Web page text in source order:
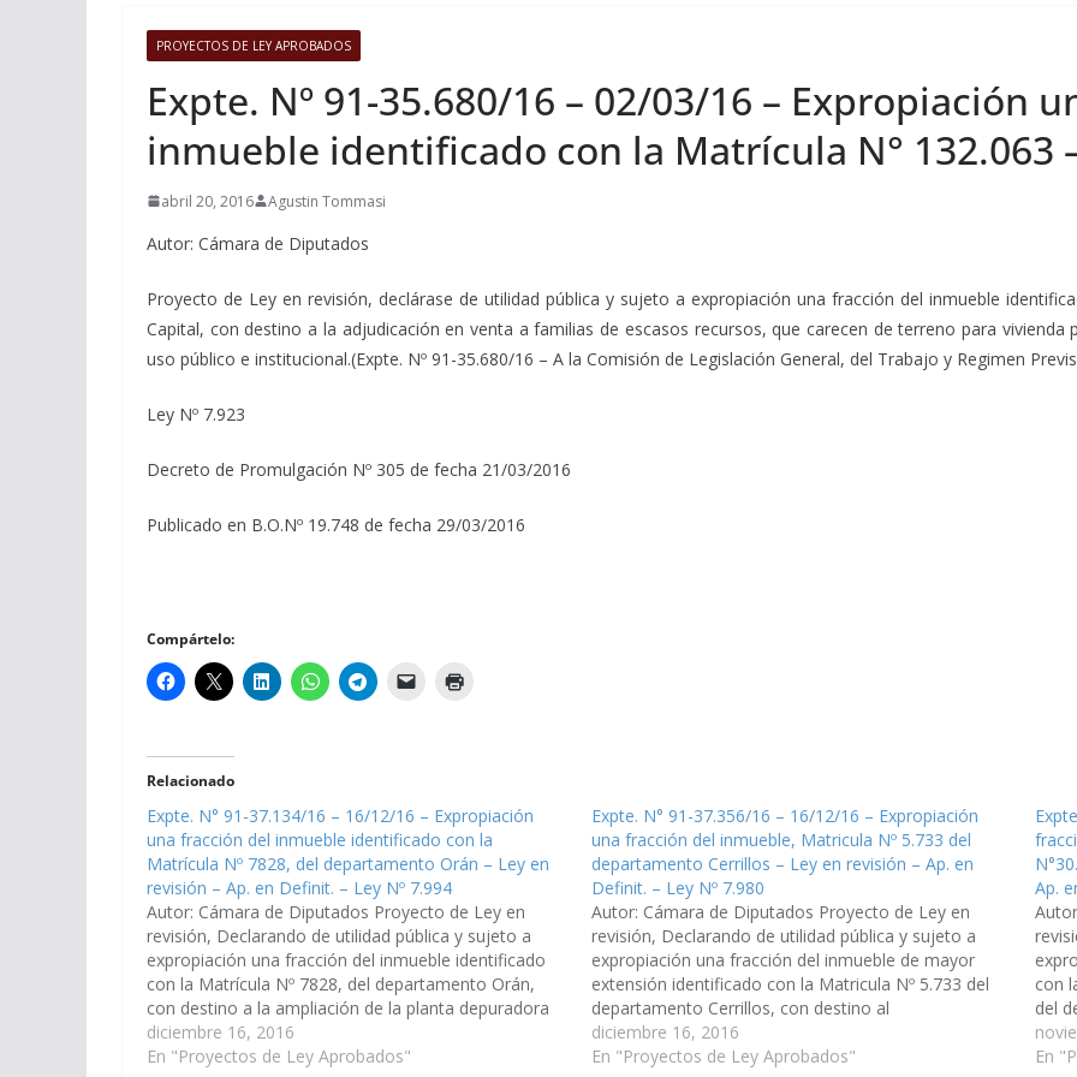
PROYECTOS DE LEY APROBADOS
Expte. Nº 91-35.680/16 – 02/03/16 – Expropiación
inmueble identificado con la Matrícula N° 132.063
abril 20, 2016 Agustin Tommasi
Autor: Cámara de Diputados
Proyecto de Ley en revisión, declárase de utilidad pública y sujeto a expropiación una fracción del inmueble
Capital, con destino a la adjudicación en venta a familias de escasos recursos, que carecen de terreno para
uso público e institucional.(Expte. Nº 91-35.680/16 – A la Comisión de Legislación General, del Trabajo y Regimen
Ley Nº 7.923
Decreto de Promulgación Nº 305 de fecha 21/03/2016
Publicado en B.O.Nº 19.748 de fecha 29/03/2016
Compártelo:
Relacionado
Expte. N° 91-37.134/16 – 16/12/16 – Expropiación
una fracción del inmueble identificado con la
Matrícula Nº 7828, del departamento Orán – Ley en
revisión – Ap. en Definit. – Ley Nº 7.994
Autor: Cámara de Diputados Proyecto de Ley en
revisión, Declarando de utilidad pública y sujeto a
expropiación una fracción del inmueble identificado
con la Matrícula Nº 7828, del departamento Orán,
con destino a la ampliación de la planta depuradora
de líquidos cloacales. (Expte. N° 91-37.134/16 - A la
Comisión de…
diciembre 16, 2016
En "Proyectos de Ley Aprobados"
Expte. N° 91-37.356/16 – 16/12/16 – Expropiación
una fracción del inmueble, Matricula Nº 5.733 del
departamento Cerrillos – Ley en revisión – Ap. en
Definit. – Ley Nº 7.980
Autor: Cámara de Diputados Proyecto de Ley en
revisión, Declarando de utilidad pública y sujeto a
expropiación una fracción del inmueble de mayor
extensión identificado con la Matricula Nº 5.733 del
departamento Cerrillos, con destino al
emplazamiento de una Estación Transformadora de
Energía Eléctrica. (Expte. N° 91-37.356/16 - A la…
diciembre 16, 2016
En "Proyectos de Ley Aprobados"
Ap.
con
del
él
En